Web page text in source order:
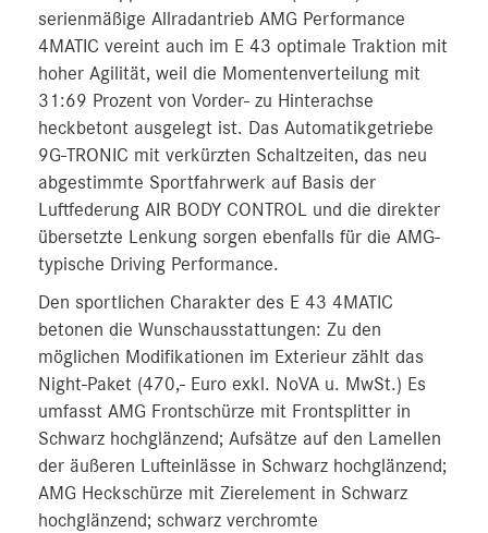
serienmäßige Allradantrieb AMG Performance
4MATIC vereint auch im E 43 optimale Traktion mit
hoher Agilität, weil die Momentenverteilung mit
31:69 Prozent von Vorder- zu Hinterachse
heckbetont ausgelegt ist. Das Automatikgetriebe
9G-TRONIC mit verkürzten Schaltzeiten, das neu
abgestimmte Sportfahrwerk auf Basis der
Luftfederung AIR BODY CONTROL und die direkter
übersetzte Lenkung sorgen ebenfalls für die AMG-
typische Driving Performance.
Den sportlichen Charakter des E 43 4MATIC
betonen die Wunschausstattungen: Zu den
möglichen Modifikationen im Exterieur zählt das
Night-Paket (470,- Euro exkl. NoVA u. MwSt.) Es
umfasst AMG Frontschürze mit Frontsplitter in
Schwarz hochglänzend; Aufsätze auf den Lamellen
der äußeren Lufteinlässe in Schwarz hochglänzend;
AMG Heckschürze mit Zierelement in Schwarz
hochglänzend; schwarz verchromte